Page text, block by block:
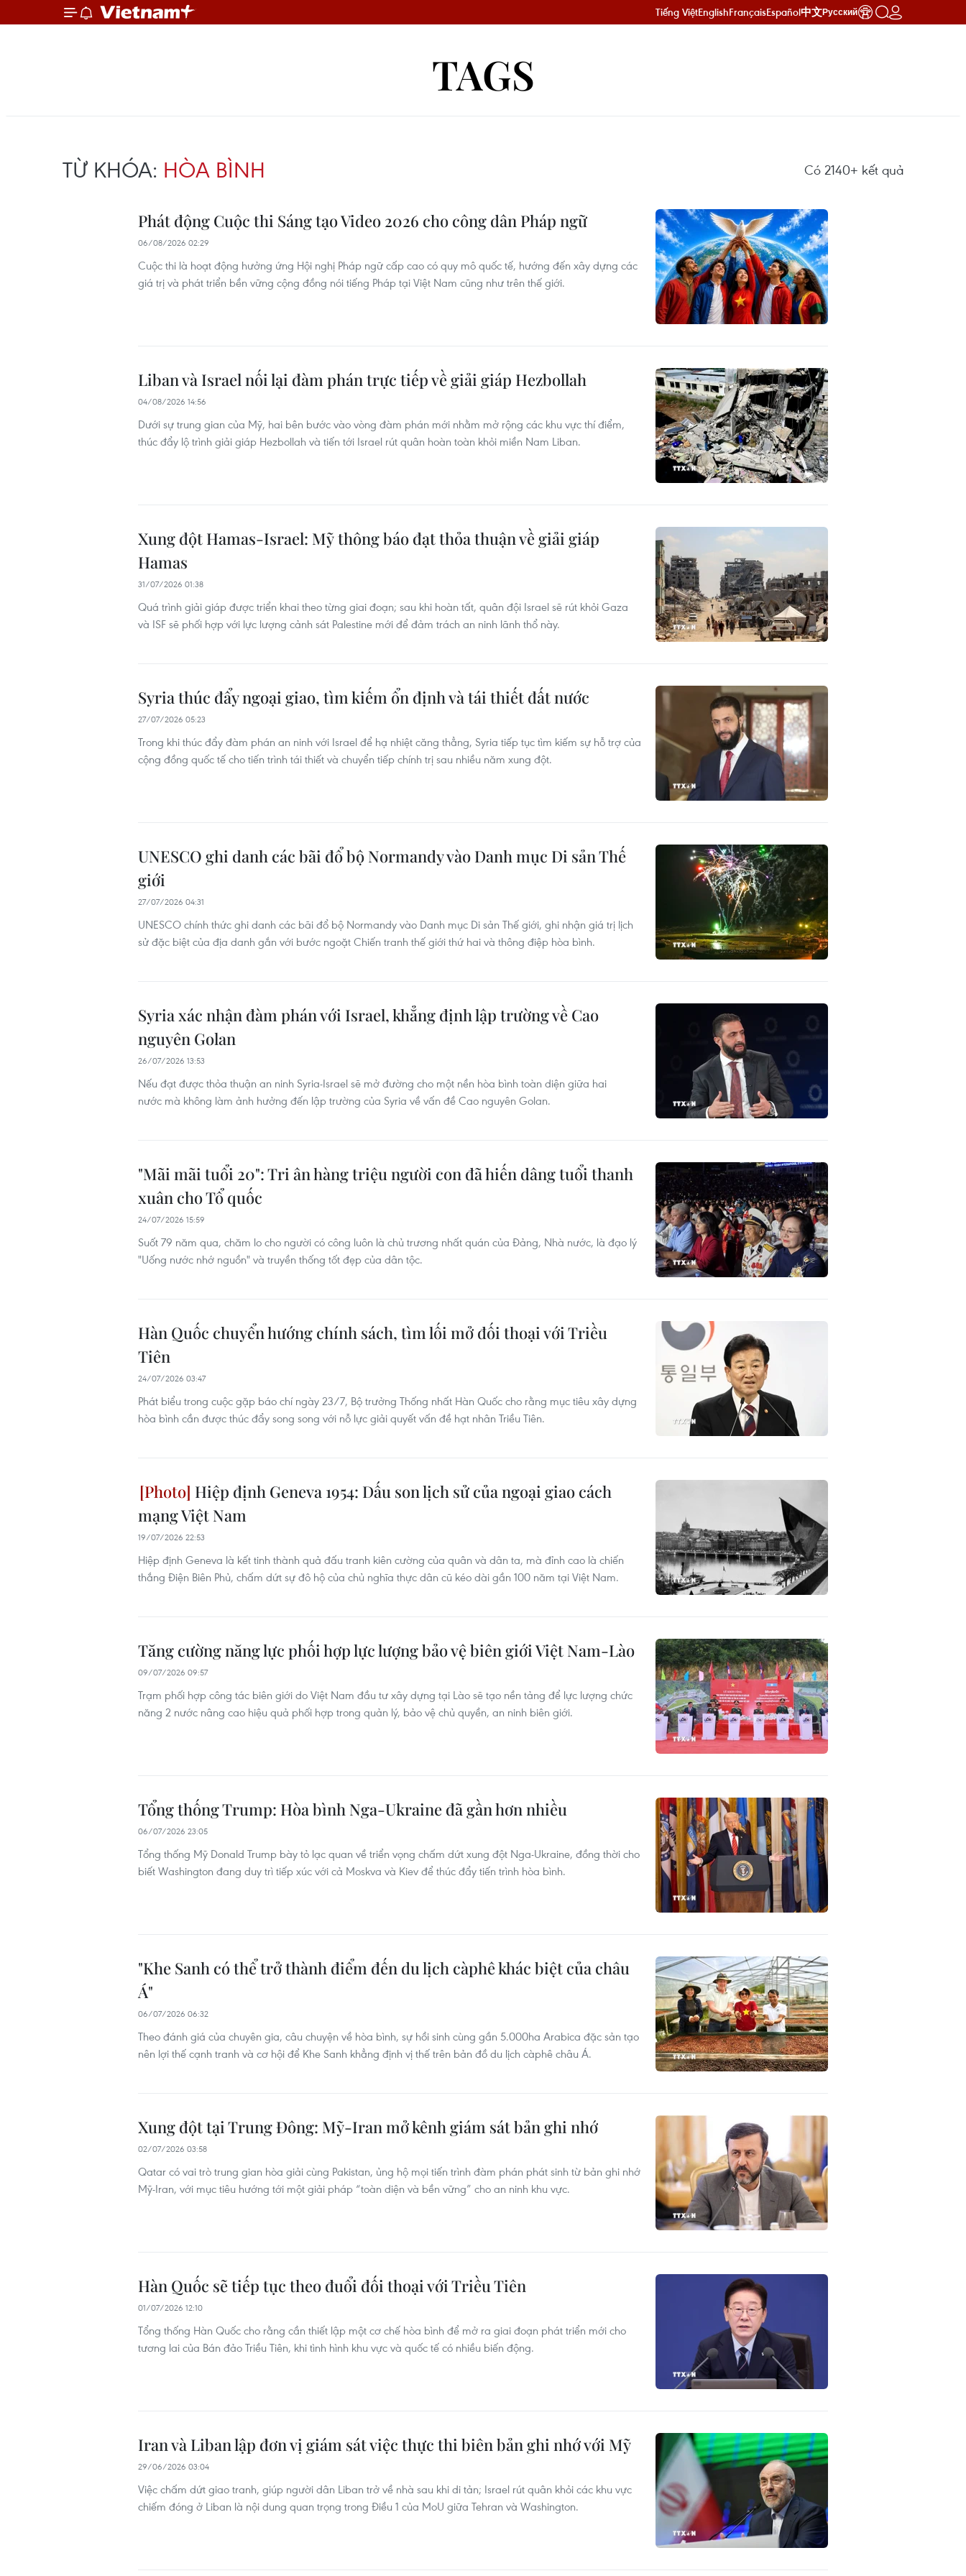
Tiếng ViệtEnglishFrançaisEspañol中文Русский
TAGS
TỪ KHÓA: HÒA BÌNH Có 2140+ kết quả
Phát động Cuộc thi Sáng tạo Video 2026 cho công dân Pháp ngữ
06/08/2026 02:29
Cuộc thi là hoạt động hưởng ứng Hội nghị Pháp ngữ cấp cao có quy mô quốc tế, hướng đến xây dựng các
giá trị và phát triển bền vững cộng đồng nói tiếng Pháp tại Việt Nam cũng như trên thế giới.
Liban và Israel nối lại đàm phán trực tiếp về giải giáp Hezbollah
04/08/2026 14:56
Dưới sự trung gian của Mỹ, hai bên bước vào vòng đàm phán mới nhằm mở rộng các khu vực thí điểm,
thúc đẩy lộ trình giải giáp Hezbollah và tiến tới Israel rút quân hoàn toàn khỏi miền Nam Liban.
Xung đột Hamas-Israel: Mỹ thông báo đạt thỏa thuận về giải giáp
Hamas
31/07/2026 01:38
Quá trình giải giáp được triển khai theo từng giai đoạn; sau khi hoàn tất, quân đội Israel sẽ rút khỏi Gaza
và ISF sẽ phối hợp với lực lượng cảnh sát Palestine mới để đảm trách an ninh lãnh thổ này.
Syria thúc đẩy ngoại giao, tìm kiếm ổn định và tái thiết đất nước
27/07/2026 05:23
Trong khi thúc đẩy đàm phán an ninh với Israel để hạ nhiệt căng thẳng, Syria tiếp tục tìm kiếm sự hỗ trợ của
cộng đồng quốc tế cho tiến trình tái thiết và chuyển tiếp chính trị sau nhiều năm xung đột.
UNESCO ghi danh các bãi đổ bộ Normandy vào Danh mục Di sản Thế
giới
27/07/2026 04:31
UNESCO chính thức ghi danh các bãi đổ bộ Normandy vào Danh mục Di sản Thế giới, ghi nhận giá trị lịch
sử đặc biệt của địa danh gắn với bước ngoặt Chiến tranh thế giới thứ hai và thông điệp hòa bình.
Syria xác nhận đàm phán với Israel, khẳng định lập trường về Cao
nguyên Golan
26/07/2026 13:53
Nếu đạt được thỏa thuận an ninh Syria-Israel sẽ mở đường cho một nền hòa bình toàn diện giữa hai
nước mà không làm ảnh hưởng đến lập trường của Syria về vấn đề Cao nguyên Golan.
"Mãi mãi tuổi 20": Tri ân hàng triệu người con đã hiến dâng tuổi thanh
xuân cho Tổ quốc
24/07/2026 15:59
Suốt 79 năm qua, chăm lo cho người có công luôn là chủ trương nhất quán của Đảng, Nhà nước, là đạo lý
"Uống nước nhớ nguồn" và truyền thống tốt đẹp của dân tộc.
Hàn Quốc chuyển hướng chính sách, tìm lối mở đối thoại với Triều
Tiên
24/07/2026 03:47
Phát biểu trong cuộc gặp báo chí ngày 23/7, Bộ trưởng Thống nhất Hàn Quốc cho rằng mục tiêu xây dựng
hòa bình cần được thúc đẩy song song với nỗ lực giải quyết vấn đề hạt nhân Triều Tiên.
Hiệp định Geneva 1954: Dấu son lịch sử của ngoại giao cách
mạng Việt Nam
19/07/2026 22:53
Hiệp định Geneva là kết tinh thành quả đấu tranh kiên cường của quân và dân ta, mà đỉnh cao là chiến
thắng Điện Biên Phủ, chấm dứt sự đô hộ của chủ nghĩa thực dân cũ kéo dài gần 100 năm tại Việt Nam.
Tăng cường năng lực phối hợp lực lượng bảo vệ biên giới Việt Nam-Lào
09/07/2026 09:57
Trạm phối hợp công tác biên giới do Việt Nam đầu tư xây dựng tại Lào sẽ tạo nền tảng để lực lượng chức
năng 2 nước nâng cao hiệu quả phối hợp trong quản lý, bảo vệ chủ quyền, an ninh biên giới.
Tổng thống Trump: Hòa bình Nga-Ukraine đã gần hơn nhiều
06/07/2026 23:05
Tổng thống Mỹ Donald Trump bày tỏ lạc quan về triển vọng chấm dứt xung đột Nga-Ukraine, đồng thời cho
biết Washington đang duy trì tiếp xúc với cả Moskva và Kiev để thúc đẩy tiến trình hòa bình.
"Khe Sanh có thể trở thành điểm đến du lịch càphê khác biệt của châu
Á"
06/07/2026 06:32
Theo đánh giá của chuyên gia, câu chuyện về hòa bình, sự hồi sinh cùng gần 5.000ha Arabica đặc sản tạo
nên lợi thế cạnh tranh và cơ hội để Khe Sanh khẳng định vị thế trên bản đồ du lịch càphê châu Á.
Xung đột tại Trung Đông: Mỹ-Iran mở kênh giám sát bản ghi nhớ
02/07/2026 03:58
Qatar có vai trò trung gian hòa giải cùng Pakistan, ủng hộ mọi tiến trình đàm phán phát sinh từ bản ghi nhớ
Mỹ-Iran, với mục tiêu hướng tới một giải pháp “toàn diện và bền vững” cho an ninh khu vực.
Hàn Quốc sẽ tiếp tục theo đuổi đối thoại với Triều Tiên
01/07/2026 12:10
Tổng thống Hàn Quốc cho rằng cần thiết lập một cơ chế hòa bình để mở ra giai đoạn phát triển mới cho
tương lai của Bán đảo Triều Tiên, khi tình hình khu vực và quốc tế có nhiều biến động.
Iran và Liban lập đơn vị giám sát việc thực thi biên bản ghi nhớ với Mỹ
29/06/2026 03:04
Việc chấm dứt giao tranh, giúp người dân Liban trở về nhà sau khi di tản; Israel rút quân khỏi các khu vực
chiếm đóng ở Liban là nội dung quan trọng trong Điều 1 của MoU giữa Tehran và Washington.